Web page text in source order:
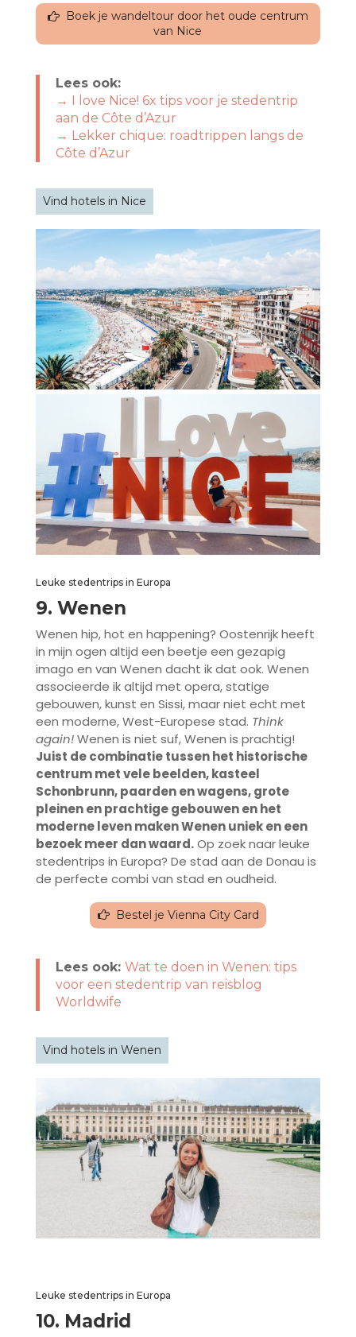
Boek je wandeltour door het oude centrum
van Nice
Lees ook:
→ I love Nice! 6x tips voor je stedentrip
aan de Côte d’Azur
→ Lekker chique: roadtrippen langs de
Côte d’Azur
Vind hotels in Nice
Leuke stedentrips in Europa
9. Wenen
Wenen hip, hot en happening? Oostenrijk heeft
in mijn ogen altijd een beetje een gezapig
imago en van Wenen dacht ik dat ook. Wenen
associeerde ik altijd met opera, statige
gebouwen, kunst en Sissi, maar niet echt met
een moderne, West-Europese stad. Think
again!Wenen is niet suf, Wenen is prachtig!
Juist de combinatie tussen het historische
centrum met vele beelden, kasteel
Schonbrunn, paarden en wagens, grote
pleinen en prachtige gebouwen en het
moderne leven maken Wenen uniek en een
bezoek meer dan waard.Op zoek naar leuke
stedentrips in Europa? De stad aan de Donau is
de perfecte combi van stad en oudheid.
Bestel je Vienna City Card
Lees ook: Wat te doen in Wenen: tips
voor een stedentrip van reisblog
Worldwife
Vind hotels in Wenen
Leuke stedentrips in Europa
10. Madrid